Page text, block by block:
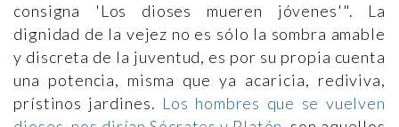
consigna 'Los dioses mueren jóvenes'". La
dignidad de la vejez no es sólo la sombra amable
y discreta de la juventud, es por su propia cuenta
una potencia, misma que ya acaricia, rediviva,
prístinos jardines. Los hombres que se vuelven